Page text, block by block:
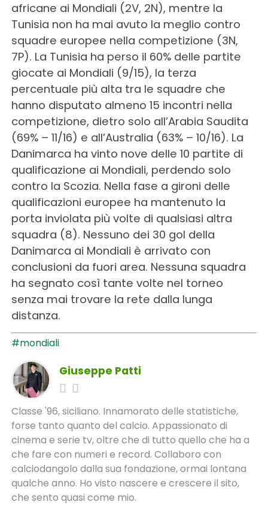
africane ai Mondiali (2V, 2N), mentre la
Tunisia non ha mai avuto la meglio contro
squadre europee nella competizione (3N,
7P). La Tunisia ha perso il 60% delle partite
giocate ai Mondiali (9/15), la terza
percentuale più alta tra le squadre che
hanno disputato almeno 15 incontri nella
competizione, dietro solo all’Arabia Saudita
(69% – 11/16) e all’Australia (63% – 10/16). La
Danimarca ha vinto nove delle 10 partite di
qualificazione ai Mondiali, perdendo solo
contro la Scozia. Nella fase a gironi delle
qualificazioni europee ha mantenuto la
porta inviolata più volte di qualsiasi altra
squadra (8). Nessuno dei 30 gol della
Danimarca ai Mondiali è arrivato con
conclusioni da fuori area. Nessuna squadra
ha segnato così tante volte nel torneo
senza mai trovare la rete dalla lunga
distanza.
#mondiali
Giuseppe Patti
Classe '96, siciliano. Innamorato delle statistiche,
forse tanto quanto del calcio. Appassionato di
cinema e serie tv, oltre che di tutto quello che ha a
che fare con numeri e record. Collaboro con
calciodangolo dalla sua fondazione, ormai lontana
qualche anno. Ho visto nascere e crescere il sito,
che sento quasi come mio.